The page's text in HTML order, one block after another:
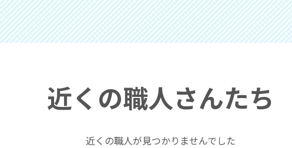
近くの職人さんたち
近くの職人が見つかりませんでした